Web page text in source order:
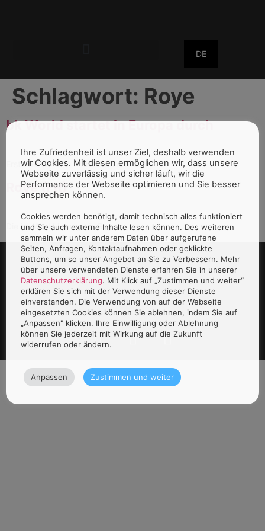
DE
Schlagwort: Roye
bk World startet in Europa durch
Erste bk World in Frankreich eröffnet.
Roye (FR)
Die bk World Lounge in Roye.
Ihre Zufriedenheit ist unser Ziel, deshalb verwenden
wir Cookies. Mit diesen ermöglichen wir, dass unsere
Webseite zuverlässig und sicher läuft, wir die
Performance der Webseite optimieren und Sie besser
ansprechen können.
Cookies werden benötigt, damit technisch alles funktioniert
und Sie auch externe Inhalte lesen können. Des weiteren
sammeln wir unter anderem Daten über aufgerufene
Seiten, Anfragen, Kontaktaufnahmen oder geklickte
Buttons, um so unser Angebot an Sie zu Verbessern. Mehr
über unsere verwendeten Dienste erfahren Sie in unserer
Datenschutzerklärung. Mit Klick auf „Zustimmen und weiter“
erklären Sie sich mit der Verwendung dieser Dienste
einverstanden. Die Verwendung von auf der Webseite
eingesetzten Cookies können Sie ablehnen, indem Sie auf
„Anpassen" klicken. Ihre Einwilligung oder Ablehnung
können Sie jederzeit mit Wirkung auf die Zukunft
widerrufen oder ändern.
Anpassen Zustimmen und weiter